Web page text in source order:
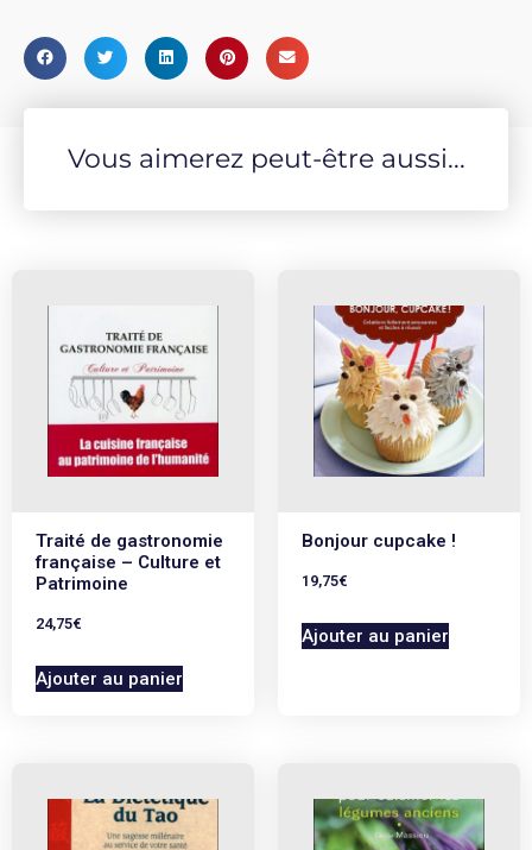
Vous aimerez peut-être aussi...
Traité de gastronomie
française – Culture et
Patrimoine
24,75€
Ajouter au panier
Bonjour cupcake !
19,75€
Ajouter au panier